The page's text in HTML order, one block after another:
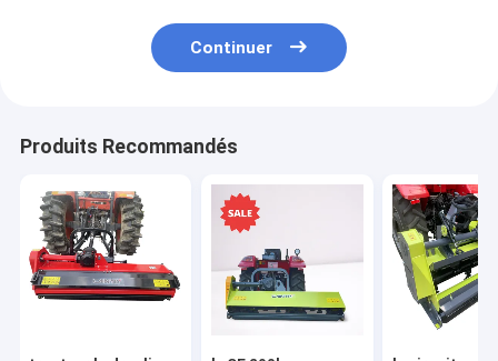
Continuer
Produits Recommandés